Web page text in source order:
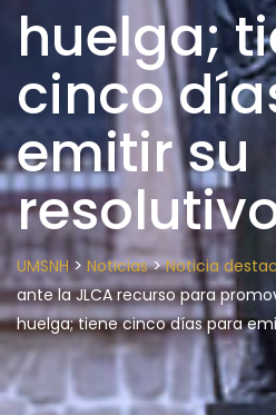
huelga;
cinco
emitir su
UMSNH > Noticias>Noticia
ante la JLCA recurso para
huelga; tiene cinco días para